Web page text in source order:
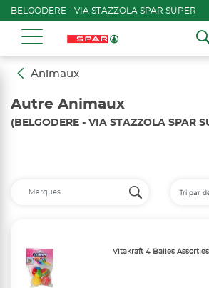
BELGODERE - VIA STAZZOLA SPAR SUPER
Animaux
Autre Animaux
(BELGODERE - VIA STAZZOLA SPAR
Vitakraft 4 Balles